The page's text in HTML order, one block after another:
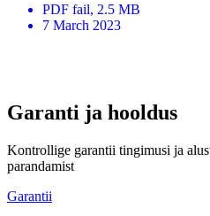
PDF fail, 2.5 MB
7 March 2023
Garanti ja hooldus
Kontrollige garantii tingimusi ja
parandamist
Garantii